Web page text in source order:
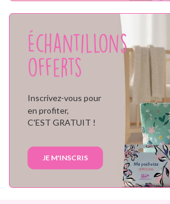
Échantillons
offerts
Inscrivez-vous pour
en profiter,
C'EST GRATUIT !
JE M'INSCRIS